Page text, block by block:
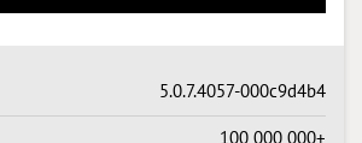
5.0.7.4057-000c9d4b4
100 000 000+